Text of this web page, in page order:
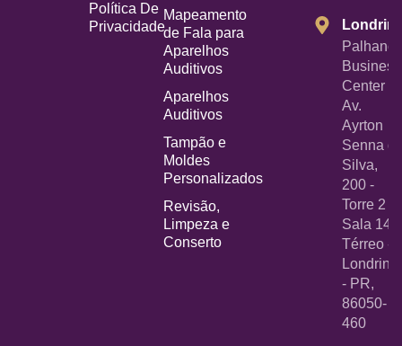
Política De
Privacidade
Mapeamento
de Fala para
Aparelhos
Auditivos
Aparelhos
Auditivos
Tampão e
Moldes
Personalizados
Revisão,
Limpeza e
Conserto
Palhano
Business
Center -
Av.
Ayrton
Senna
Silva,
200 -
Torre 2 -
Sala 14
Térreo -
Londrina
- PR,
86050-
460